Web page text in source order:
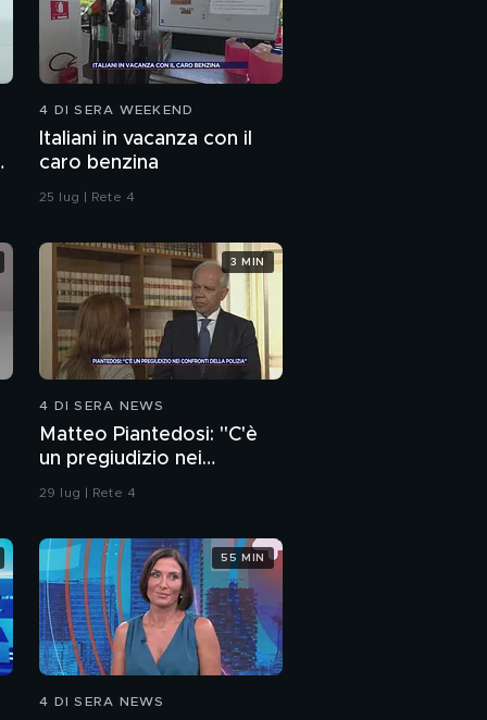
Pamela: gli indagati
4 DI SERA WEEKEND
Italiani in vacanza con il
caro benzina
25 lug | Rete 4
4 DI SERA NEWS
Matteo Piantedosi: "C'è
un pregiudizio nei
confronti della polizia"
29 lug | Rete 4
3 MIN
4 DI SERA NEWS
55 MIN